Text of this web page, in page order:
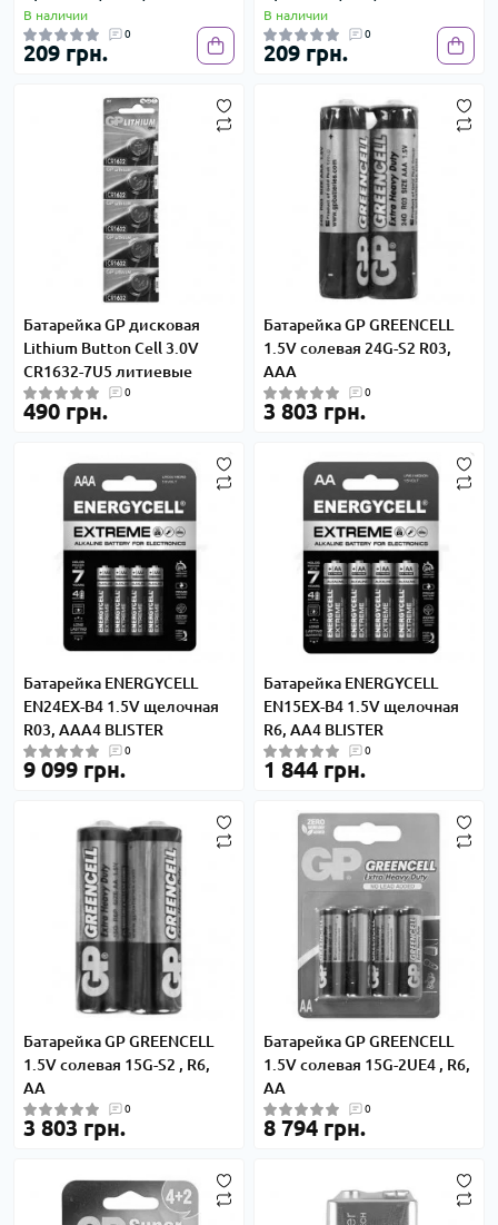
В наличии
0
209 грн.
В наличии
0
209 грн.
Батарейка GP дисковая
Lithium Button Cell 3.0V
CR1632-7U5 литиевые
0
490 грн.
Батарейка GP GREENCELL
1.5V солевая 24G-S2 R03,
ААA
0
3 803 грн.
Батарейка ENERGYCELL
EN24EX-B4 1.5V щелочная
R03, ААA4 BLISTER
0
9 099 грн.
Батарейка ENERGYCELL
EN15EX-B4 1.5V щелочная
R6, АА4 BLISTER
0
1 844 грн.
Батарейка GP GREENCELL
1.5V солевая 15G-S2 , R6,
АА
0
3 803 грн.
Батарейка GP GREENCELL
1.5V солевая 15G-2UE4 , R6,
АА
0
8 794 грн.